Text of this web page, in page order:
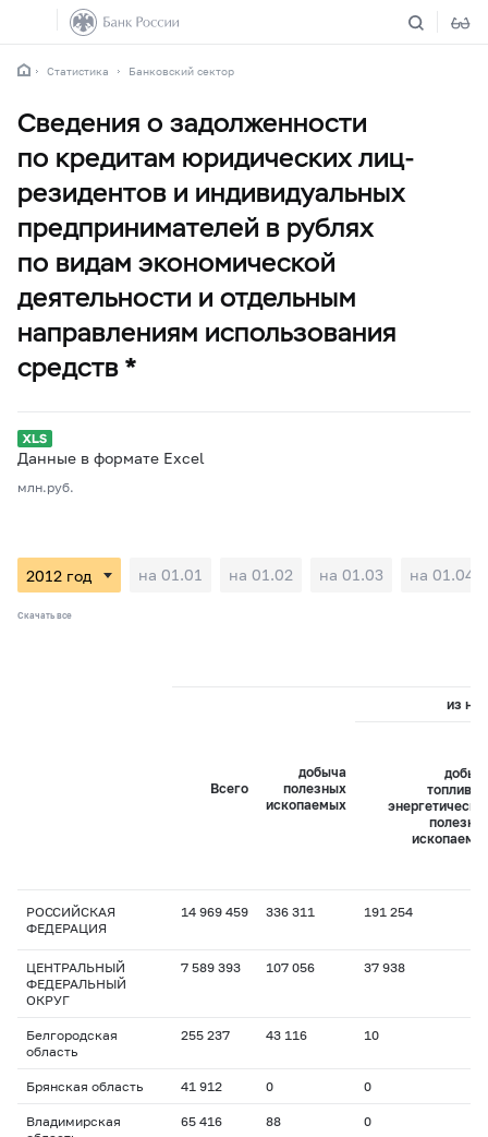
Статистика Банковский сектор
Сведения о задолженности
по кредитам юридических лиц-
резидентов и индивидуальных
предпринимателей в рублях
по видам экономической
деятельности и отдельным
направлениям использования
средств *
Данные в формате Excel
млн.руб.
на 01.01 на 01.02 на 01.03 на 01.04
Скачать все
Всего
добыча
полезных
ископаемых
из
РОССИЙСКАЯ
ФЕДЕРАЦИЯ
14 969 459 336 311 191 254
ЦЕНТРАЛЬНЫЙ
ФЕДЕРАЛЬНЫЙ
ОКРУГ
7 589 393 107 056 37 938
Белгородская
область
255 237 43 116 10
Брянская область 41 912 0 0
Владимирская
65 416 88 0